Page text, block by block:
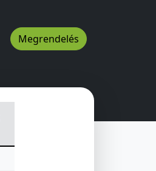
Megrendelés